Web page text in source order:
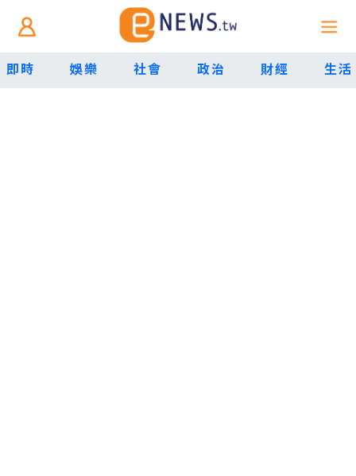
即時 娛樂 社會 政治 財經 生活